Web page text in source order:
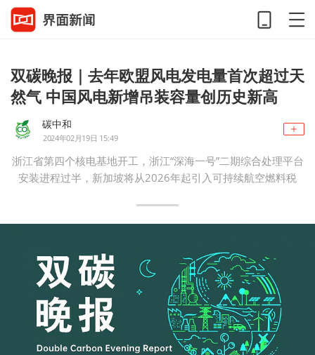
双碳晚报｜去年欧盟风电发电量首次超过天
然气 中国风电新增吊装容量创历史新高
碳中和
2024年02月19日 15:49
浙江省第四个核电基地开工，浙江“深海一号”二期综合处理平台
安装进程过半，新加坡将从2026年起引入可持续航空燃料税